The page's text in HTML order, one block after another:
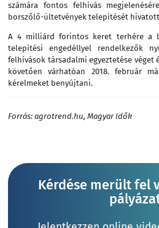
számára fontos felhívás
borszőlő-ültetvények telepítését
A 4 milliárd forintos keret terhére a
telepítési engedéllyel rendelkezők
felhívások társadalmi egyeztetése véget
követően várhatóan 2018. február
kérelmeket benyújtani.
Forrás: agrotrend.hu, Magyar Idők
Kérdése merült fel